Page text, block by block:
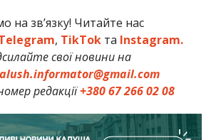
на зв’язку! Читайте нас
, TikTokта Instagram.
свої новини на
редакції+380 67 266 02 08